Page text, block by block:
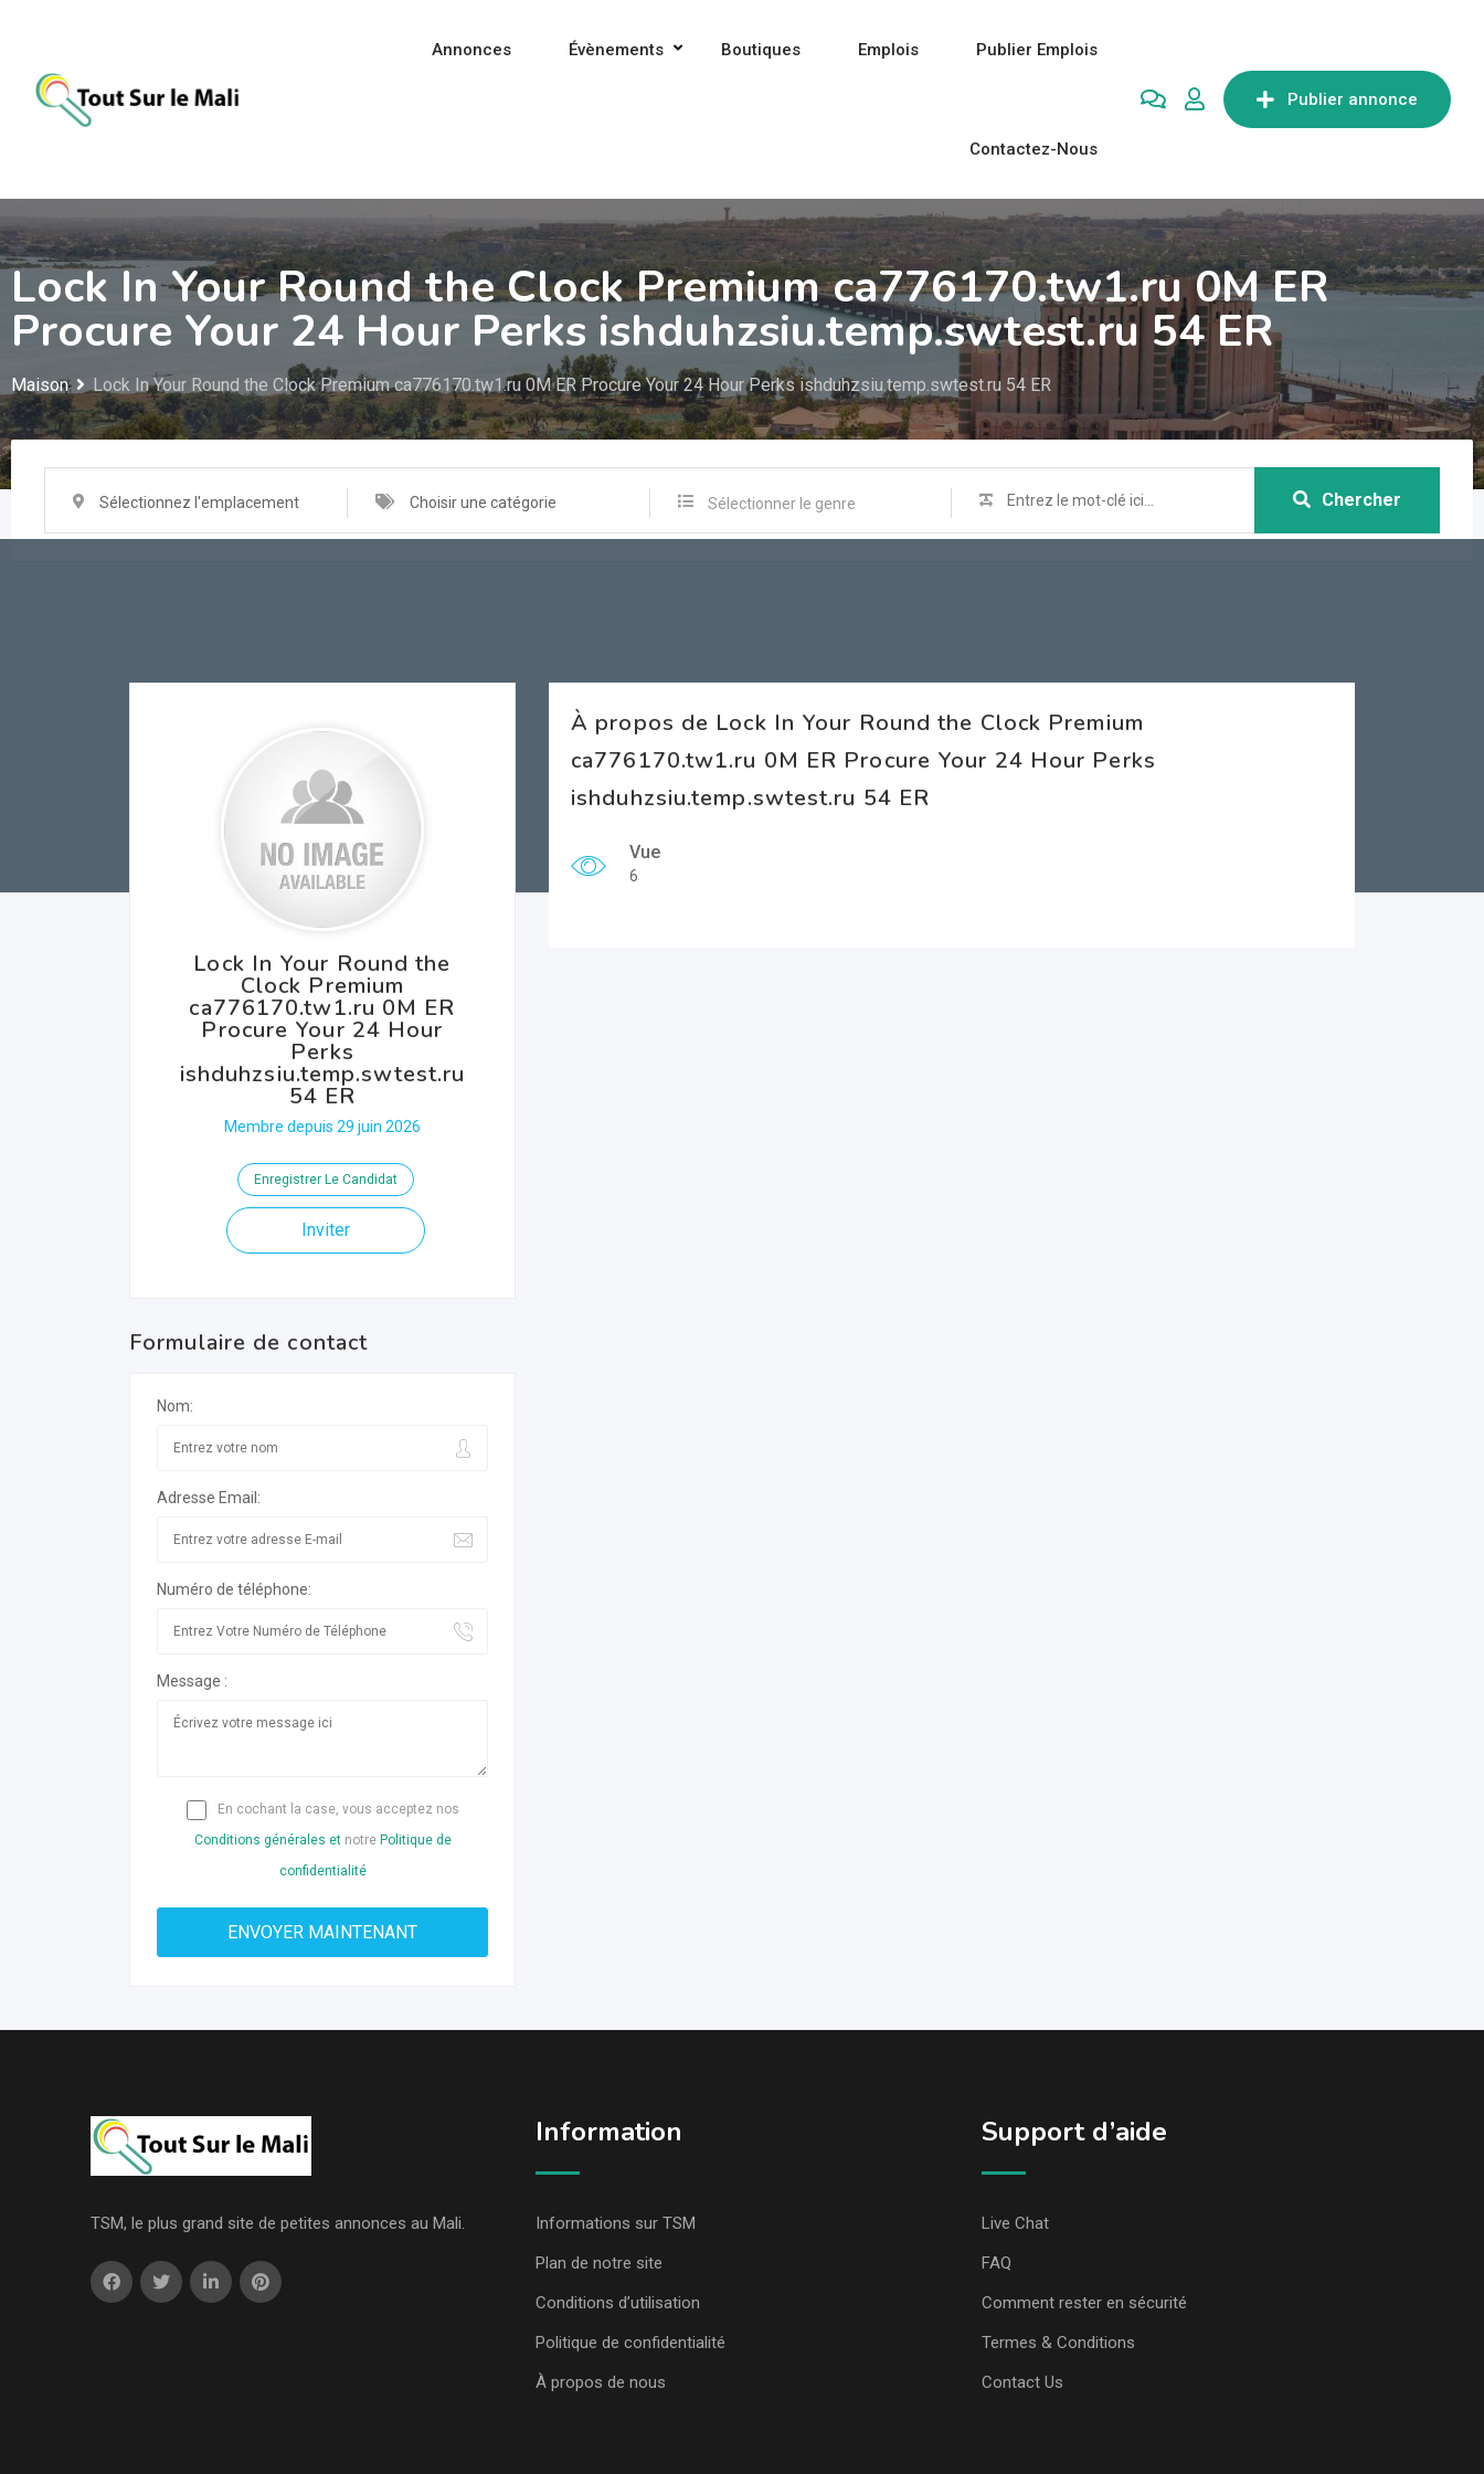
contenu
Publier annonce
Annonces Évènements Boutiques Emplois Publier Emplois
Contactez-Nous
Lock In Your Round the Clock Premium ca776170.tw1.ru 0M ER
Procure Your 24 Hour Perks ishduhzsiu.temp.swtest.ru 54 ER
Maison Lock In Your Round the Clock Premium ca776170.tw1.ru 0M ER Procure Your 24 Hour Perks ishduhzsiu.temp.swtest.ru 54 ER
Sélectionnez l'emplacement Choisir une catégorie Sélectionner le genre Chercher
Lock In Your Round the
Clock Premium
ca776170.tw1.ru 0M ER
Procure Your 24 Hour
Perks
ishduhzsiu.temp.swtest.ru
54 ER
Membre depuis 29 juin 2026
Enregistrer Le Candidat
Inviter
Formulaire de contact
Nom:
Adresse Email:
Numéro de téléphone:
Message :
En cochant la case, vous acceptez nos
Conditions générales etnotre Politique de
confidentialité
À propos de Lock In Your Round the Clock Premium
ca776170.tw1.ru 0M ER Procure Your 24 Hour Perks
ishduhzsiu.temp.swtest.ru 54 ER
Vue
6
TSM, le plus grand site de petites annonces au Mali.
Information
Informations sur TSM
Plan de notre site
Conditions d’utilisation
Politique de confidentialité
À propos de nous
Support d’aide
Live Chat
FAQ
Comment rester en sécurité
Termes & Conditions
Contact Us